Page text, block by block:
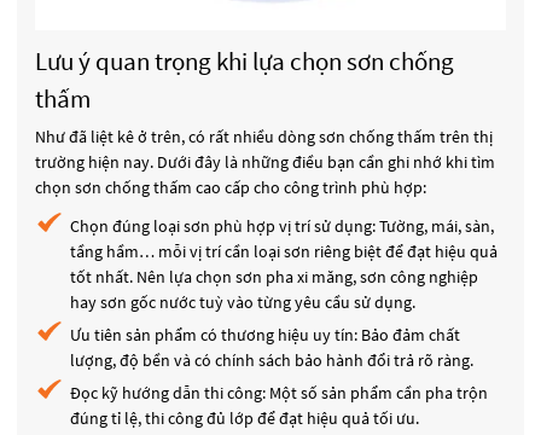
Lưu ý quan trọng khi lựa chọn sơn chống
thấm
Như đã liệt kê ở trên, có rất nhiều dòng sơn chống thấm trên thị
trường hiện nay. Dưới đây là những điều bạn cần ghi nhớ khi tìm
chọn sơn chống thấm cao cấp cho công trình phù hợp:
Chọn đúng loại sơn phù hợp vị trí sử dụng: Tường, mái, sàn,
tầng hầm… mỗi vị trí cần loại sơn riêng biệt để đạt hiệu quả
tốt nhất. Nên lựa chọn sơn pha xi măng, sơn công nghiệp
hay sơn gốc nước tuỳ vào từng yêu cầu sử dụng.
Ưu tiên sản phẩm có thương hiệu uy tín: Bảo đảm chất
lượng, độ bền và có chính sách bảo hành đổi trả rõ ràng.
Đọc kỹ hướng dẫn thi công: Một số sản phẩm cần pha trộn
đúng tỉ lệ, thi công đủ lớp để đạt hiệu quả tối ưu.